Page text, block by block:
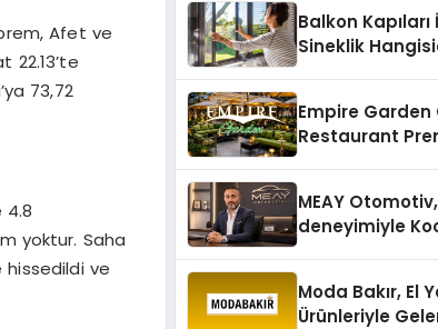
Afet ve
22.13’te
73,72
4.8
yoktur. Saha
hissedildi ve
Balkon Kapıları
Sineklik
Empire Garden
Restaurant
MEAY Otomotiv,
deneyimiyle
Moda Bakır, El
Ürünleriyle